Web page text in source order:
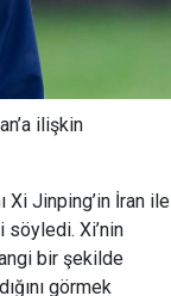
ilişkin
Xi Jinping’in İran ile
söyledi. Xi’nin
bir şekilde
görmek